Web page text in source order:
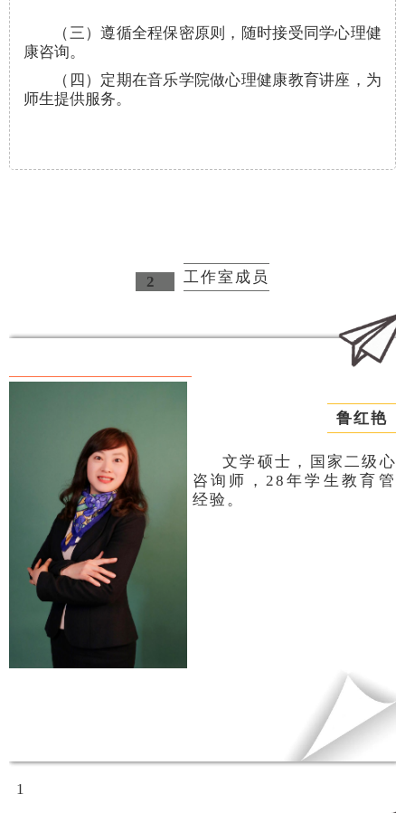
（三）遵循全程保密原则，随时接受同学心理健
康咨询。
（四）定期在音乐学院做心理健康教育讲座，为
师生提供服务。
2 工作室成员
鲁红艳
文学硕士，国家二级心
咨询师，28年学生教育管
经验。
1